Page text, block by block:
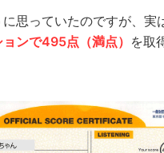
思っていたのですが、実
ンで495点（満点） を取